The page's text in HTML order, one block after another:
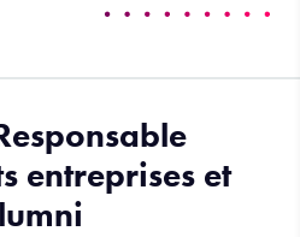
entreprises et